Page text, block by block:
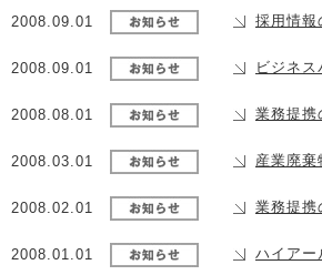
2008.09.01 採用情報
2008.09.01 ビジネ
2008.08.01 業務提携
2008.03.01 産業廃棄
2008.02.01 業務提携
2008.01.01 ハイアー